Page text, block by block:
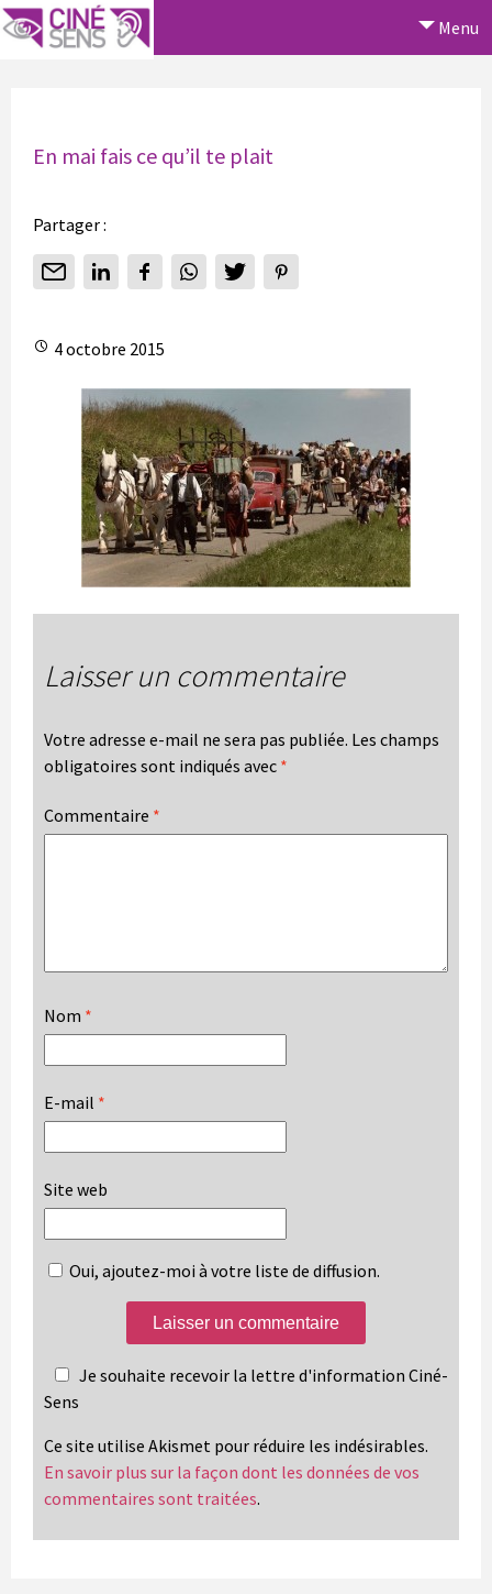
Menu
En mai fais ce qu’il te plait
Partager :
4 octobre 2015
Laisser un commentaire
Votre adresse e-mail ne sera pas publiée. Les champs
obligatoires sont indiqués avec *
Commentaire *
Nom *
E-mail *
Site web
Oui, ajoutez-moi à votre liste de diffusion.
Je souhaite recevoir la lettre d'information Ciné-
Sens
Ce site utilise Akismet pour réduire les indésirables.
En savoir plus sur la façon dont les données de vos
commentaires sont traitées.